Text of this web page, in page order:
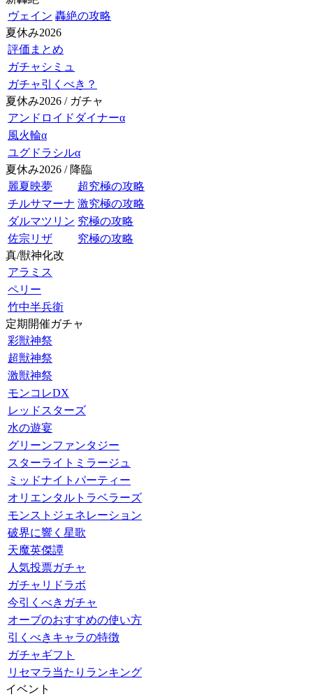
ヴェイン 轟絶の攻略
夏休み2026
評価まとめ
ガチャシミュ
ガチャ引くべき？
夏休み2026 / ガチャ
アンドロイドダイナーα
風火輪α
ユグドラシルα
夏休み2026 / 降臨
麗夏映夢
超究極の攻略
チルサマーナ 激究極の攻略
ダルマツリン 究極の攻略
佐宗リザ
究極の攻略
真/獣神化改
アラミス
ペリー
竹中半兵衛
定期開催ガチャ
彩獣神祭
超獣神祭
激獣神祭
モンコレDX
レッドスターズ
水の遊宴
グリーンファンタジー
スターライトミラージュ
ミッドナイトパーティー
オリエンタルトラベラーズ
モンストジェネレーション
破界に響く星歌
天魔英傑譚
人気投票ガチャ
ガチャリドラボ
今引くべきガチャ
オーブのおすすめの使い方
引くべきキャラの特徴
ガチャギフト
リセマラ当たりランキング
イベント